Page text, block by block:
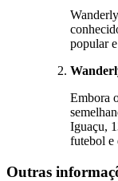
popular
Embora
Iguaçu,
futebol e
Outras